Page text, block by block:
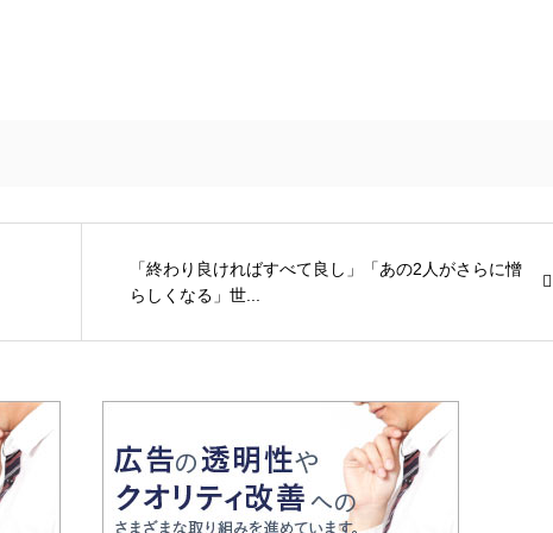
「終わり良ければすべて良し」「あの2人がさらに憎
らしくなる」世...